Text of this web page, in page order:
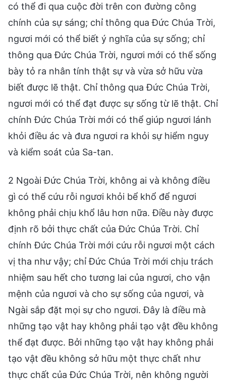
có thể đi qua cuộc đời trên con đường công
chính của sự sáng; chỉ thông qua Đức Chúa Trời,
ngươi mới có thể biết ý nghĩa của sự sống; chỉ
thông qua Đức Chúa Trời, ngươi mới có thể sống
bày tỏ ra nhân tính thật sự và vừa sở hữu vừa
biết được lẽ thật. Chỉ thông qua Đức Chúa Trời,
ngươi mới có thể đạt được sự sống từ lẽ thật. Chỉ
chính Đức Chúa Trời mới có thể giúp ngươi lánh
khỏi điều ác và đưa ngươi ra khỏi sự hiểm nguy
và kiểm soát của Sa-tan.
2 Ngoài Đức Chúa Trời, không ai và không điều
gì có thể cứu rỗi ngươi khỏi bể khổ để ngươi
không phải chịu khổ lâu hơn nữa. Điều này được
định rõ bởi thực chất của Đức Chúa Trời. Chỉ
chính Đức Chúa Trời mới cứu rỗi ngươi một cách
vị tha như vậy; chỉ Đức Chúa Trời mới chịu trách
nhiệm sau hết cho tương lai của ngươi, cho vận
mệnh của ngươi và cho sự sống của ngươi, và
Ngài sắp đặt mọi sự cho ngươi. Đây là điều mà
những tạo vật hay không phải tạo vật đều không
thể đạt được. Bởi những tạo vật hay không phải
tạo vật đều không sở hữu một thực chất như
thực chất của Đức Chúa Trời, nên không người